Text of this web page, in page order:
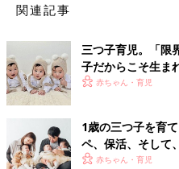
関連記事
三つ子育児。「限
子だからこそ生ま
【体験談】
赤ちゃん・育児
1歳の三つ子を育
ペ、保活、そして
のリアル【多胎育
赤ちゃん・育児